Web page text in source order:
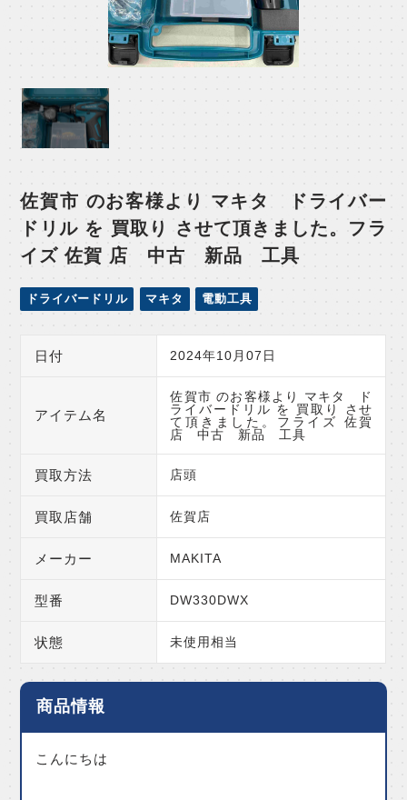
佐賀市 のお客様より マキタ ドライバー
ドリル を 買取り させて頂きました。フラ
イズ 佐賀 店 中古 新品 工具
ドライバードリル マキタ 電動工具
日付 2024年10月07日
アイテム名
佐賀市 のお客様より マキタ ド
ライバードリル を 買取り させ
て頂きました。フライズ 佐賀
店 中古 新品 工具
買取方法 店頭
買取店舗 佐賀店
メーカー MAKITA
型番 DW330DWX
状態 未使用相当
商品情報
こんにちは